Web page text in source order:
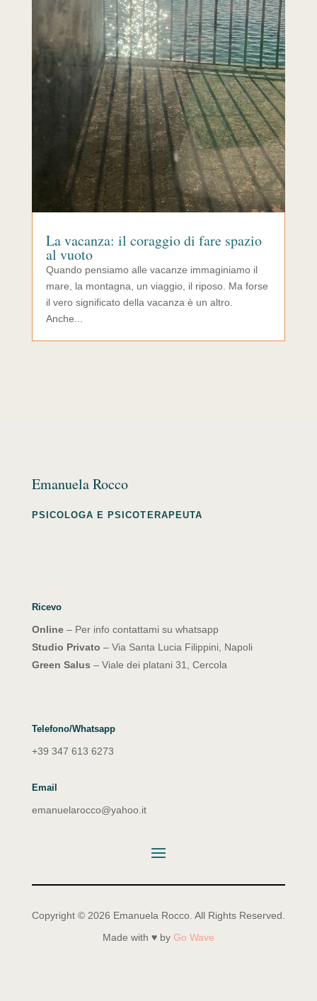
La vacanza: il coraggio di fare spazio
al vuoto
Quando pensiamo alle vacanze immaginiamo il
mare, la montagna, un viaggio, il riposo. Ma forse
il vero significato della vacanza è un altro.
Anche...
Emanuela Rocco
PSICOLOGA E PSICOTERAPEUTA
Ricevo
Online– Per info contattami su whatsapp
Studio Privato – Via Santa Lucia Filippini, Napoli
Green Salus – Viale dei platani 31, Cercola
Telefono/Whatsapp
+39 347 613 6273
Email
emanuelarocco@yahoo.it
Copyright © 2026 Emanuela Rocco. All Rights Reserved.
Made with ♥ by Go Wave